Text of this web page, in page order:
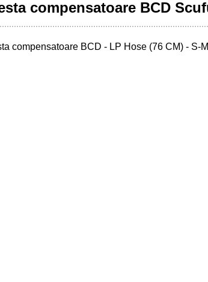
compensatoare BCD
- S-M 2005